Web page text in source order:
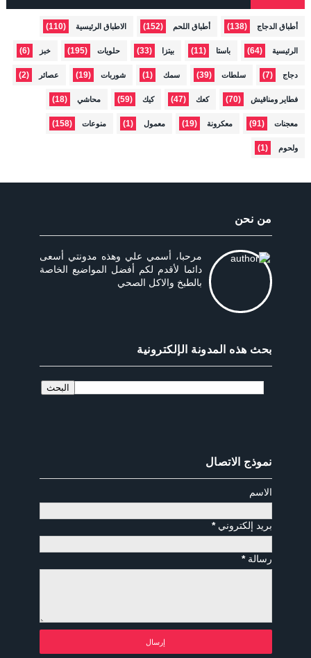
أطباق الدجاج (138) أطباق اللحم (152) الاطباق الرئيسية (110)
الرئيسية (64) باستا (11) بيتزا (33) حلويات (195) خبز (6)
دجاج (7) سلطات (39) سمك (1) شوربات (19) عصائر (2)
فطاير ومناقيش (70) كعك (47) كيك (59) محاشي (18)
معجنات (91) معكرونة (19) معمول (1) منوعات (158)
ولحوم (1)
من نحن
مرحبا، أسمي علي وهذه مدونتي أسعى
دائما لأقدم لكم أفضل المواضيع الخاصة
بالطبخ والاكل الصحي
بحث هذه المدونة الإلكترونية
نموذج الاتصال
الاسم
بريد إلكتروني*
رسالة*